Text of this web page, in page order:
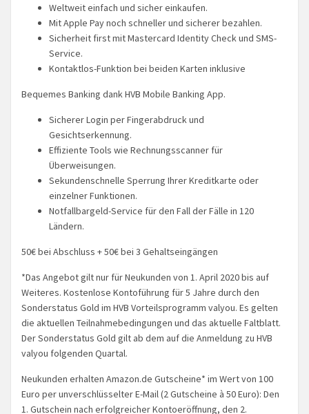
Weltweit einfach und sicher einkaufen.
Mit Apple Pay noch schneller und sicherer bezahlen.
Sicherheit first mit Mastercard Identity Check und SMS-
Service.
Kontaktlos-Funktion bei beiden Karten inklusive
Bequemes Banking dank HVB Mobile Banking App.
Sicherer Login per Fingerabdruck und
Gesichtserkennung.
Effiziente Tools wie Rechnungsscanner für
Überweisungen.
Sekundenschnelle Sperrung Ihrer Kreditkarte oder
einzelner Funktionen.
Notfallbargeld-Service für den Fall der Fälle in 120
Ländern.
50€ bei Abschluss + 50€ bei 3 Gehaltseingängen
*Das Angebot gilt nur für Neukunden von 1. April 2020 bis auf
Weiteres. Kostenlose Kontoführung für 5 Jahre durch den
Sonderstatus Gold im HVB Vorteilsprogramm valyou. Es gelten
die aktuellen Teilnahmebedingungen und das aktuelle Faltblatt.
Der Sonderstatus Gold gilt ab dem auf die Anmeldung zu HVB
valyou folgenden Quartal.
Neukunden erhalten Amazon.de Gutscheine* im Wert von 100
Euro per unverschlüsselter E-Mail (2 Gutscheine à 50 Euro): Den
1. Gutschein nach erfolgreicher Kontoeröffnung, den 2.